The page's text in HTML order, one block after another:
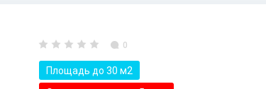
0
Площадь до 30 м2